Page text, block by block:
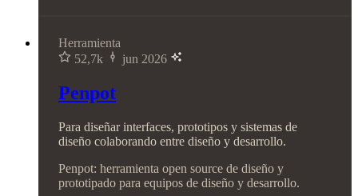
Herramienta
52,7k
jun 2026
Penpot
Para diseñar interfaces, prototipos y sistemas de
diseño colaborando entre diseño y desarrollo.
Penpot: herramienta open source de diseño y
prototipado para equipos de diseño y desarrollo.